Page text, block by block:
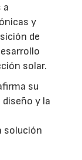
a
y
de
solar.
su
y la
solución